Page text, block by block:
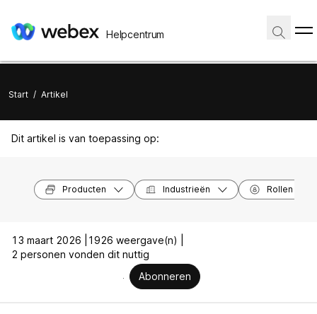
Helpcentrum
Start / Artikel
Dit artikel is van toepassing op:
Producten Industrieën Rollen
13 maart 2026 |
1926 weergave(n) |
2 personen vonden dit nuttig
Abonneren